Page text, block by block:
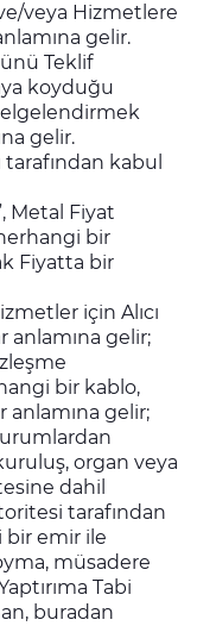
veya Hizmetlere
gelir.
Teklif
koyduğu
gelir.
tarafından kabul
Metal Fiyat
bir
Fiyatta bir
için Alıcı
gelir;
bir kablo,
anlamına gelir;
organ veya
dahil
tarafından
bir emir ile
müsadere
Tabi
buradan